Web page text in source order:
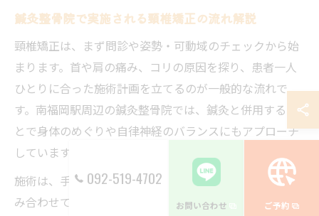
鍼灸整骨院で実施される頸椎矯正の流れ解説
頸椎矯正は、まず問診や姿勢・可動域のチェックから始
まります。首や肩の痛み、コリの原因を探り、患者一人
ひとりに合った施術計画を立てるのが一般的な流れで
す。南福岡駅周辺の鍼灸整骨院では、鍼灸と併用するこ
とで身体のめぐりや自律神経のバランスにもアプローチ
しています。
施術は、手技による矯正や鍼灸で筋肉を緩める工程を組
み合わせて行われることが多いです。施術後は、日常生
092-519-4702
お問い合わせ ご予約